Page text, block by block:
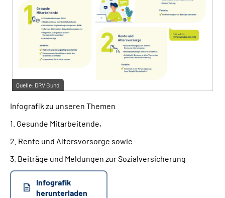
Quelle: DRV Bund
Infografik zu unseren Themen
1. Gesunde Mitarbeitende,
2. Rente und Altersvorsorge sowie
3. Beiträge und Meldungen zur Sozialversicherung
Infografik
herunterladen